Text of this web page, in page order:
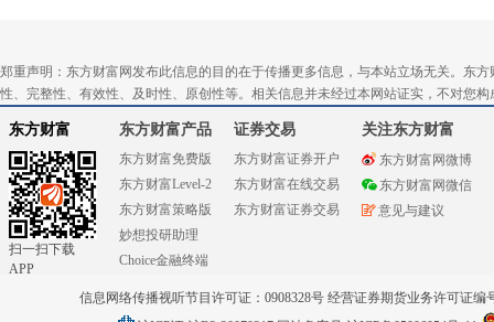
郑重声明：东方财富网发布此信息的目的在于传播更多信息，与本站立场无关。东
性、完整性、有效性、及时性、原创性等。相关信息并未经过本网站证实，不对您
东方财富
扫一扫下载
APP
东方财富产品
东方财富免费版
东方财富Level-2
东方财富策略版
妙想投研助理
Choice金融终端
证券交易
东方财富证券开户
东方财富在线交易
东方财富证券交易
关注东方财富
东方财富网微博
东方财富网微信
意见与建议
信息网络传播视听节目许可证：0908328号 经营证券期货业务许可证编